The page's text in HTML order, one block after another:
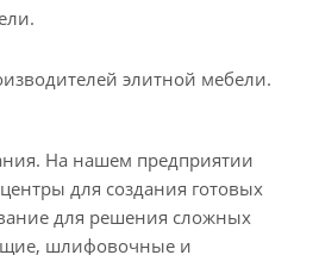
элитной мебели.
На нашем предприятии
для создания готовых
для решения сложных
шлифовочные и